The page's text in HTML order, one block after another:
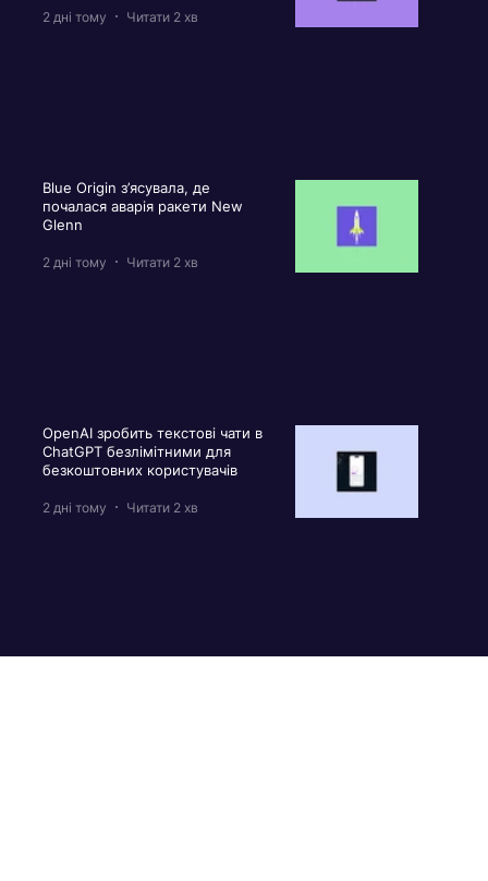
2 дні тому Читати 2 хв
Blue Origin з’ясувала, де
почалася аварія ракети New
Glenn
2 дні тому Читати 2 хв
OpenAI зробить текстові чати в
ChatGPT безлімітними для
безкоштовних користувачів
2 дні тому Читати 2 хв